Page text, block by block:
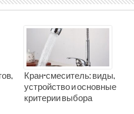
Кран-смеситель: виды,
устройство и основные
критерии выбора